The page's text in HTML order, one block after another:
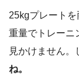
25kgプレート
重量でトレーニ
見かけません。
ね。